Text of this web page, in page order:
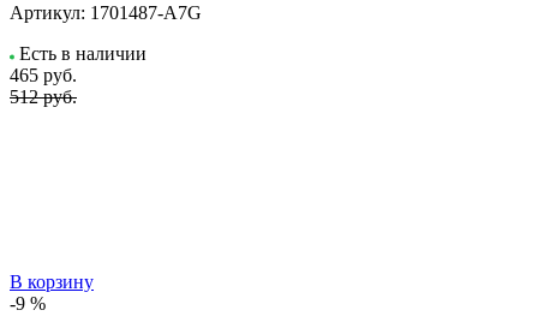
Артикул: 1701487-A7G
Есть в наличии
465 руб.
512 руб.
В корзину
-9 %